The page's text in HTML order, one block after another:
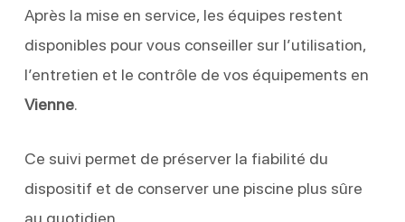
Après la mise en service, les équipes restent
disponibles pour vous conseiller sur l’utilisation,
l’entretien et le contrôle de vos équipements en
Vienne.
Ce suivi permet de préserver la fiabilité du
dispositif et de conserver une piscine plus sûre
au quotidien.